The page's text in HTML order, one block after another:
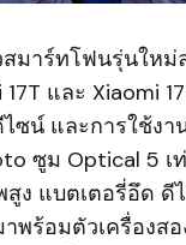
สมาร์ทโฟนรุ่นใหม่
17T และ Xiaomi
ซน์ และการใช้งา
ซูม Optical 5
ง แบตเตอรี่อึด ดี
พร้อมตัวเครื่องส